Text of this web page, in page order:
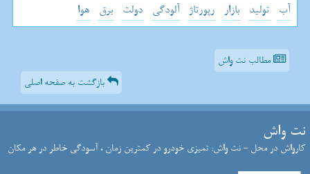
آب تولید بازار رپورتاژ آلودگی دولت برق هوا
مطالب نت واش
بازگشت به صفحه اصلی
نت واش
کارواش در محل - نت واش: تمیزی خودرو در کمترین زمان ، آسودگی خاطر در هر مکان